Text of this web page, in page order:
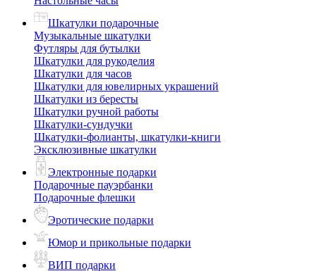
Шкатулки подарочные
Музыкальные шкатулки
Футляры для бутылки
Шкатулки для рукоделия
Шкатулки для часов
Шкатулки для ювелирных украшений
Шкатулки из бересты
Шкатулки ручной работы
Шкатулки-сундучки
Шкатулки-фолианты, шкатулки-книги
Эксклюзивные шкатулки
Электронные подарки
Подарочные пауэрбанки
Подарочные флешки
Эротические подарки
Юмор и прикольные подарки
ВИП подарки